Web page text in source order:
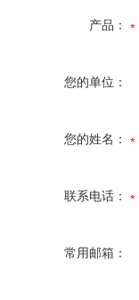
产品：
您的单位：
您的姓名：
联系电话：
常用邮箱：